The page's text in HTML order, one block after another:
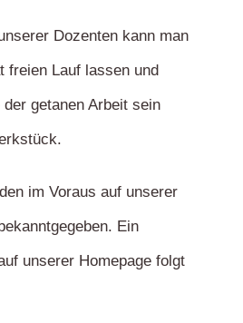
Dozenten kann man
freien Lauf lassen und
getanen Arbeit sein
im Voraus auf unserer
bekanntgegeben. Ein
unserer Homepage folgt